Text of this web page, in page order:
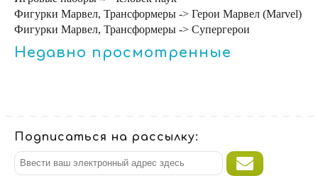
Фигурки Марвел, Трансформеры -> Герои Марвел (Marvel)
Фигурки Марвел, Трансформеры -> Супергерои
Недавно просмотренные
Подписаться на рассылку: